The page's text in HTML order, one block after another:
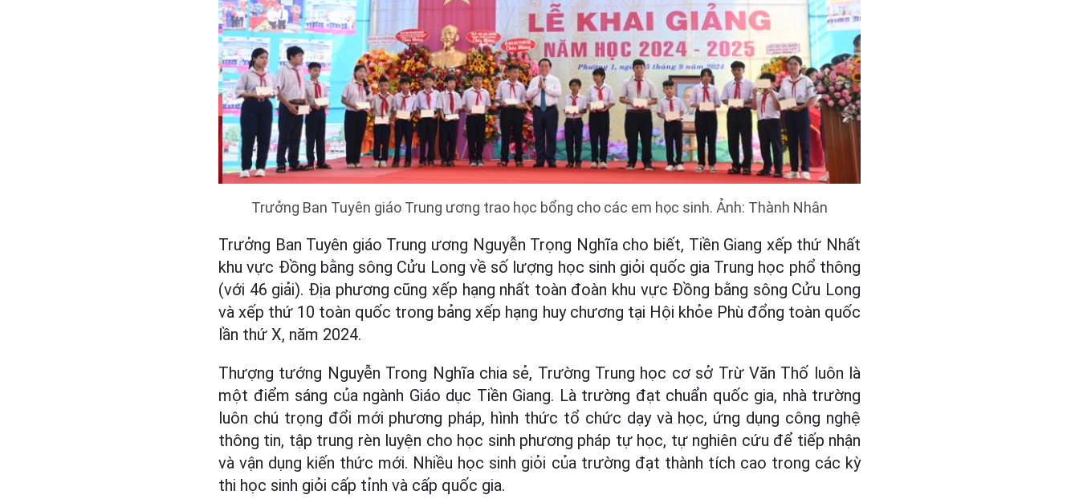
Trưởng Ban Tuyên giáo Trung ương trao học bổng cho các em học sinh. Ảnh: Thành Nhân
Trưởng Ban Tuyên giáo Trung ương Nguyễn Trọng Nghĩa cho biết, Tiền Giang xếp thứ Nhất
khu vực Đồng bằng sông Cửu Long về số lượng học sinh giỏi quốc gia Trung học phổ thông
(với 46 giải). Địa phương cũng xếp hạng nhất toàn đoàn khu vực Đồng bằng sông Cửu Long
và xếp thứ 10 toàn quốc trong bảng xếp hạng huy chương tại Hội khỏe Phù đổng toàn quốc
lần thứ X, năm 2024.
Thượng tướng Nguyễn Trong Nghĩa chia sẻ, Trường Trung học cơ sở Trừ Văn Thố luôn là
một điểm sáng của ngành Giáo dục Tiền Giang. Là trường đạt chuẩn quốc gia, nhà trường
luôn chú trọng đổi mới phương pháp, hình thức tổ chức dạy và học, ứng dụng công nghệ
thông tin, tập trung rèn luyện cho học sinh phương pháp tự học, tự nghiên cứu để tiếp nhận
và vận dụng kiến thức mới. Nhiều học sinh giỏi của trường đạt thành tích cao trong các kỳ
thi học sinh giỏi cấp tỉnh và cấp quốc gia.